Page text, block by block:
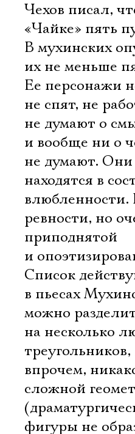
Чехов писал,
«Чайке» пять
В мухинских
их не меньше
Ее персонажи
не спят, не
не думают о
и вообще ни о
не думают. Они
находятся в
ревности, но
приподнятой
и
Cписок
в пьесах
можно
на несколько
впрочем,
сложной
фигуры не